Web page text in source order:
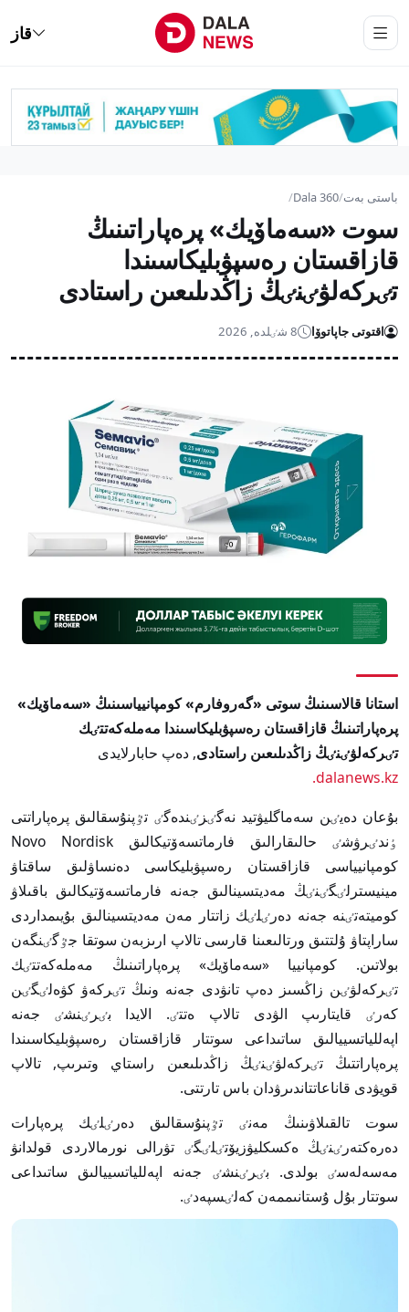
قاز
باستى بەت/
Dala 360
/
سوت «سەماۆيك» پرەپاراتىنىڭ
قازاقستان رەسپۋبليكاسىندا
تٸركەلۋٸنٸڭ زاڭدىلىعىن راستادى
اقتوتى جاپاتوۆا 8 شٸلدە, 2026
استانا قالاسىنىڭ سوتى «گەروفارم» كومپانيياسىنىڭ «سەماۆيك»
پرەپاراتىنىڭ قازاقستان رەسپۋبليكاسىندا مەملەكەتتٸك
تٸركەلۋٸنٸڭ زاڭدىلىعىن راستادى, دەپ حابارلايدى
dalanews.kz.
بۇعان دەيٸن سەماگليۋتيد نەگٸزٸندەگٸ تٷپنۇسقالىق پرەپاراتتى
ٶندٸرۋشٸ حالىقارالىق فارماتسەۆتيكالىق Novo Nordisk
كومپانيياسى قازاقستان رەسپۋبليكاسى دەنساۋلىق ساقتاۋ
مينيسترلٸگٸنٸڭ مەديتسينالىق جەنە فارماتسەۆتيكالىق باقىلاۋ
كوميتەتٸنە جەنە دەرٸلٸك زاتتار مەن مەديتسينالىق بۇيىمداردى
ساراپتاۋ ۇلتتىق ورتالىعىنا قارسى تالاپ ارىزبەن سوتقا جٷگٸنگەن
بولاتىن. كومپانييا «سەماۆيك» پرەپاراتىنىڭ مەملەكەتتٸك
تٸركەلۋٸن زاڭسىز دەپ تانۋدى جەنە ونىڭ تٸركەۋ كۋەلٸگٸن
كەرٸ قايتارىپ الۋدى تالاپ ەتتٸ. الايدا بٸرٸنشٸ جەنە
اپەللياتسييالىق ساتىداعى سوتتار قازاقستان رەسپۋبليكاسىندا
پرەپاراتتىڭ تٸركەلۋٸنٸڭ زاڭدىلىعىن راستاي وتىرىپ, تالاپ
قويۋدى قاناعاتتاندىرۋدان باس تارتتى.
سوت تالقىلاۋىنىڭ مەنٸ تٷپنۇسقالىق دەرٸلٸك پرەپارات
دەرەكتەرٸنٸڭ ەكسكليۋزيۆتٸلٸگٸ تۋرالى نورمالاردى قولدانۋ
مەسەلەسٸ بولدى. بٸرٸنشٸ جەنە اپەللياتسييالىق ساتىداعى
سوتتار بۇل ۇستانىممەن كەلٸسپەدٸ.